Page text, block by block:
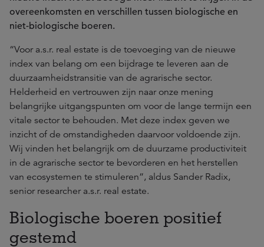
overeenkomsten en verschillen tussen biologische en
niet-biologische boeren.
“Voor a.s.r. real estate is de toevoeging van de nieuwe
index van belang om een bijdrage te leveren aan de
duurzaamheidstransitie van de agrarische sector.
Helderheid en vertrouwen zijn naar onze mening
belangrijke uitgangspunten om voor de lange termijn een
vitale sector te behouden. Met deze index geven we
inzicht of de omstandigheden daarvoor voldoende zijn.
Wij vinden het belangrijk om de duurzame productiviteit
in de agrarische sector te bevorderen en het herstellen
van ecosystemen te stimuleren”, aldus Sander Radix,
senior researcher a.s.r. real estate.
Biologische boeren positief
gestemd